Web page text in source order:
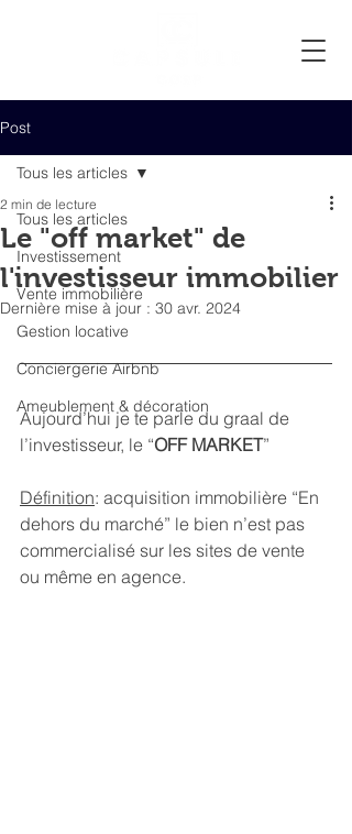
Post
Tous les articles
Investissement
Vente immobilière
Gestion locative
Conciergerie Airbnb
Ameublement & décoration
Tous les articles
Le "off market" de
l'investisseur immobilier
2 min de lecture
Dernière mise à jour : 30 avr. 2024
Aujourd’hui je te parle du graal de
l’investisseur, le “OFF MARKET”
Définition: acquisition immobilière “En
dehors du marché” le bien n’est pas
commercialisé sur les sites de vente
ou même en agence.